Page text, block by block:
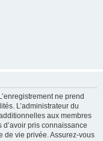
ne prend
L’administrateur du
aux membres
pris connaissance
de vie privée. Assurez-vous